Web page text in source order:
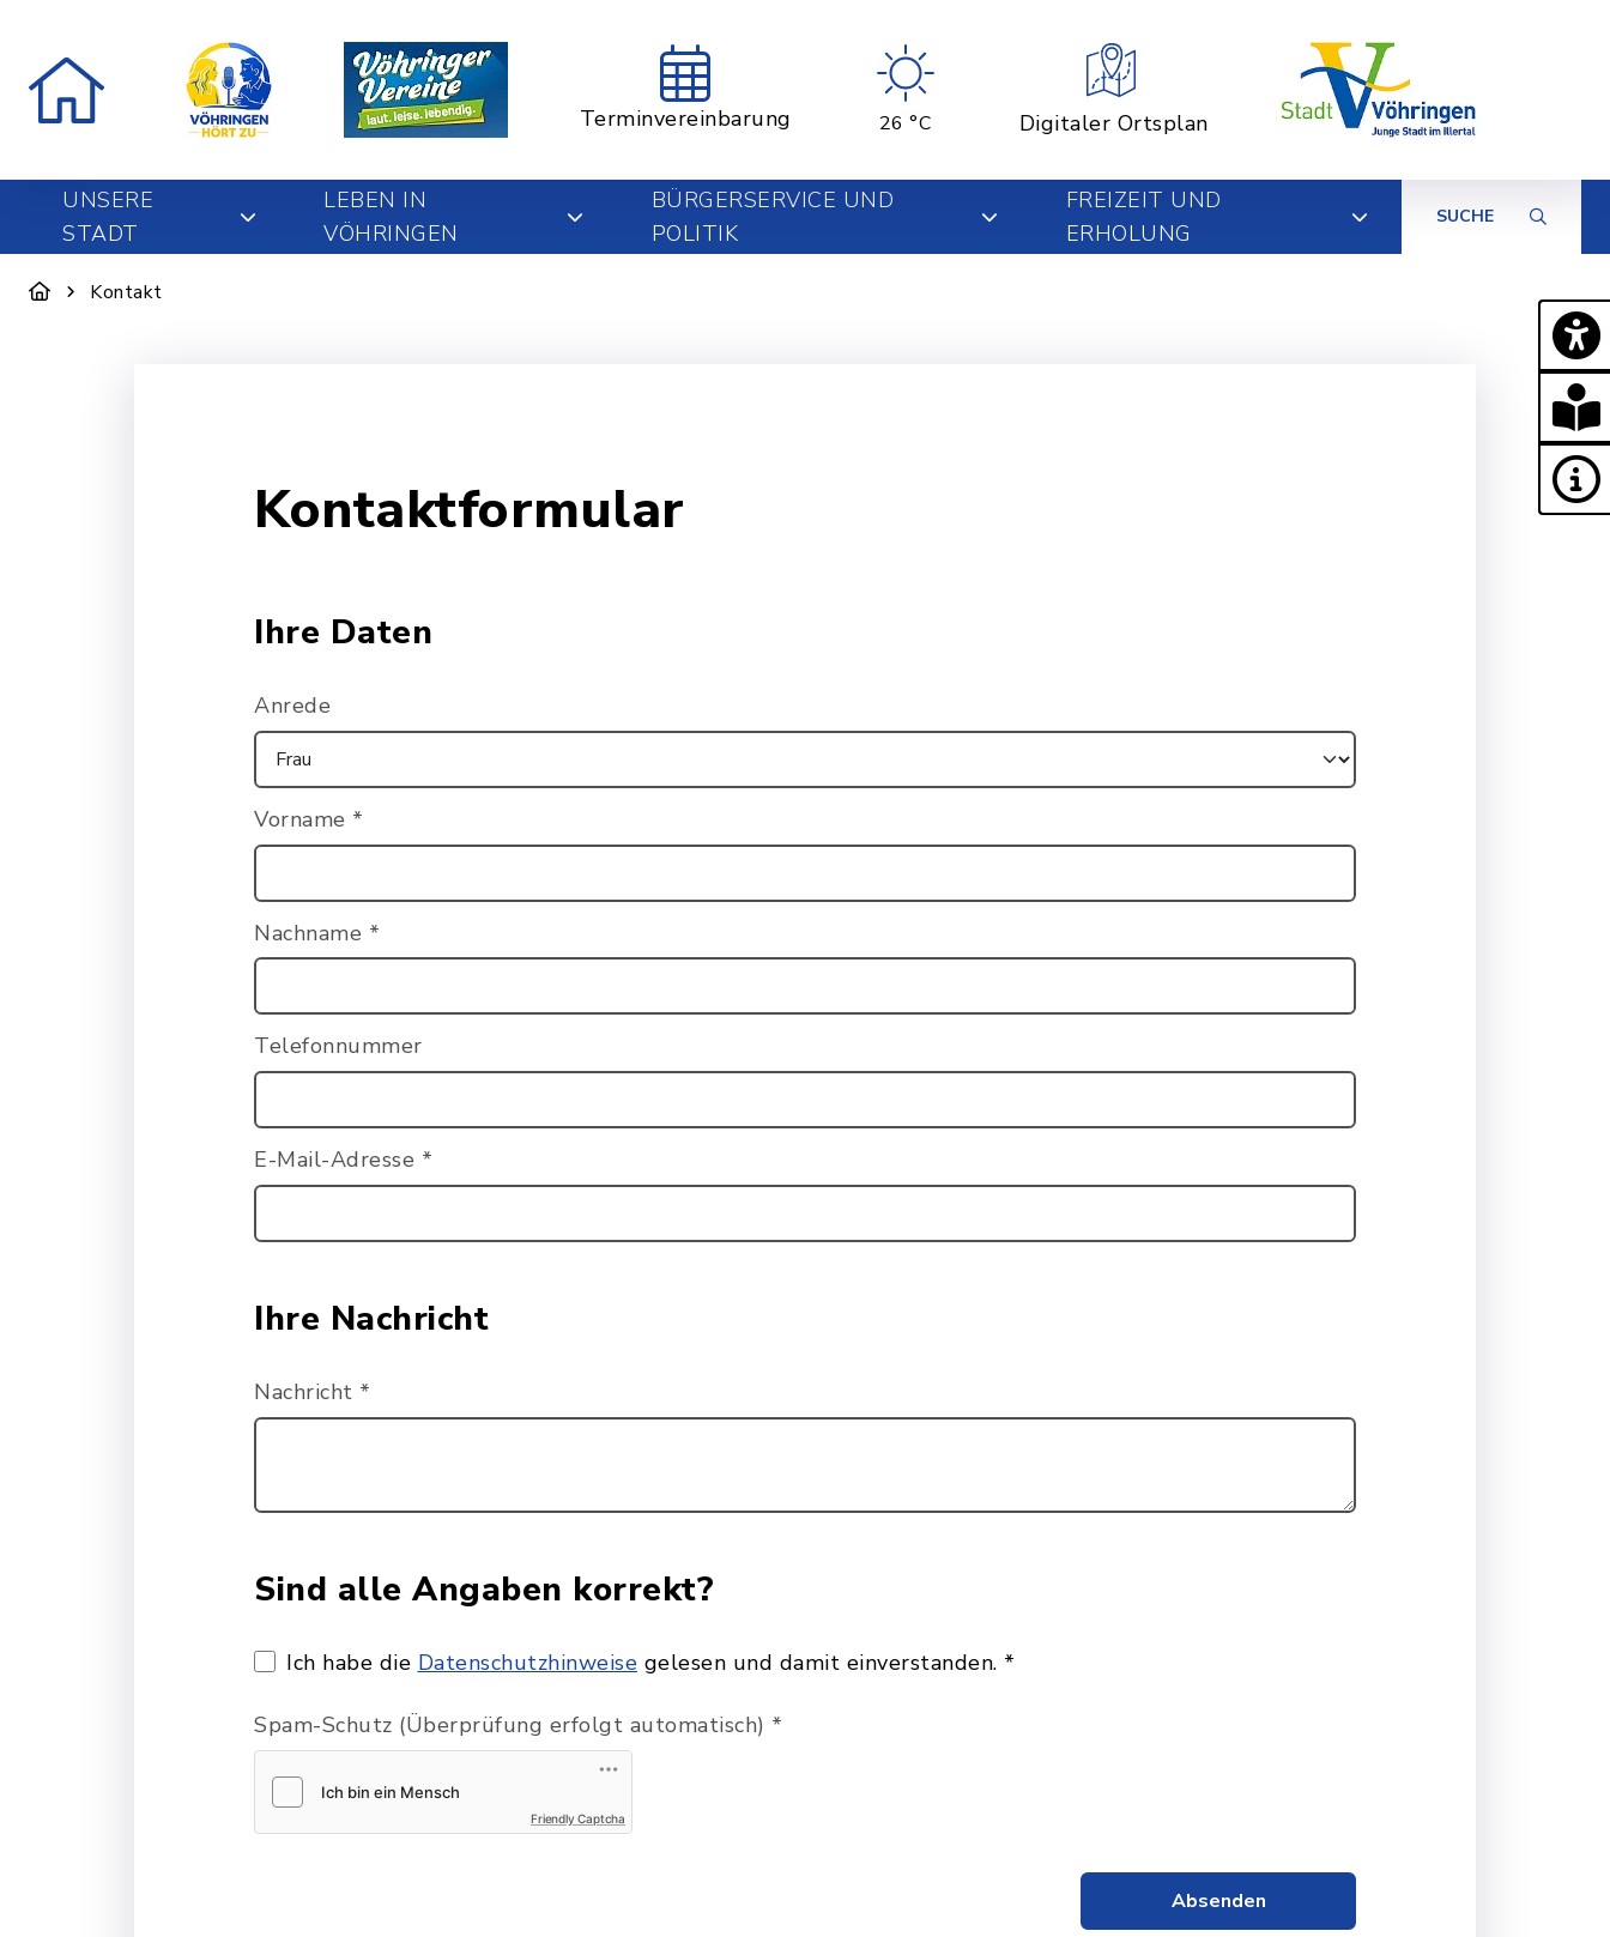
Terminvereinbarung 26 °C Digitaler Ortsplan
UNSERE
STADT
LEBEN IN
VÖHRINGEN
BÜRGERSERVICE UND
POLITIK
FREIZEIT UND
ERHOLUNG
SUCHE
Kontakt
Kontaktformular
Ihre Daten
Anrede
Vorname *
Nachname *
Telefonnummer
E-Mail-Adresse *
Ihre Nachricht
Nachricht *
Sind alle Angaben korrekt?
Ich habe die Datenschutzhinweise gelesen und damit einverstanden. *
Spam-Schutz (Überprüfung erfolgt automatisch) *
Friendly Captcha
Absenden